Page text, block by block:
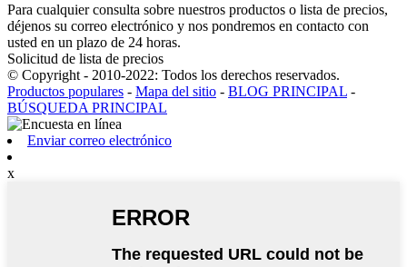
Para cualquier consulta sobre nuestros productos o lista de precios,
déjenos su correo electrónico y nos pondremos en contacto con
usted en un plazo de 24 horas.
Solicitud de lista de precios
© Copyright - 2010-2022: Todos los derechos reservados.
Productos populares - Mapa del sitio - BLOG PRINCIPAL -
BÚSQUEDA PRINCIPAL
Enviar correo electrónico
x